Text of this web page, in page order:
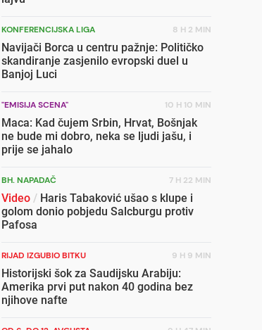
KONFERENCIJSKA LIGA 8 H 2 MIN
Navijači Borca u centru pažnje: Političko
skandiranje zasjenilo evropski duel u
Banjoj Luci
"EMISIJA SCENA" 10 H 10 MIN
Maca: Kad čujem Srbin, Hrvat, Bošnjak
ne bude mi dobro, neka se ljudi jašu, i
prije se jahalo
BH. NAPADAČ 7 H 22 MIN
Video / Haris Tabaković ušao s klupe i
golom donio pobjedu Salcburgu protiv
Pafosa
RIJAD IZGUBIO BITKU 9 H 9 MIN
Historijski šok za Saudijsku Arabiju:
Amerika prvi put nakon 40 godina bez
njihove nafte